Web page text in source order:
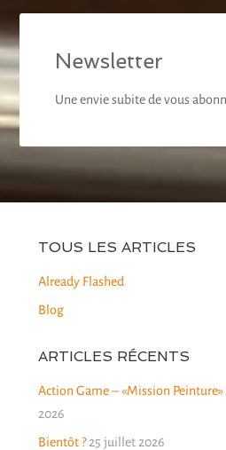
Newsletter
Une envie subite de vous
TOUS LES ARTICLES
Already Flashed
Blog
ARTICLES RÉCENTS
Action Game – «Mission
2026
Bientôt ? 25 juillet 2026